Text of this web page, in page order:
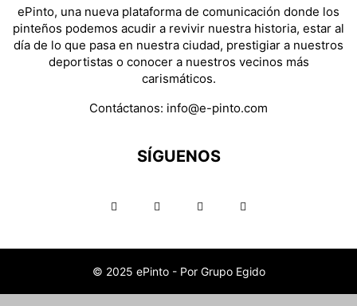
ePinto, una nueva plataforma de comunicación donde los
pinteños podemos acudir a revivir nuestra historia, estar al
día de lo que pasa en nuestra ciudad, prestigiar a nuestros
deportistas o conocer a nuestros vecinos más
carismáticos.
Contáctanos: info@e-pinto.com
SÍGUENOS
© 2025 ePinto - Por Grupo Egido